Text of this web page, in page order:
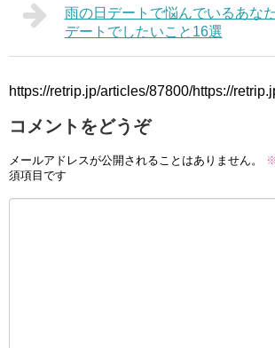
雨の日デートで悩んでいるあな
デートでしたいこと16選
https://retrip.jp/articles/87800/https://
コメントをどうぞ
メールアドレスが公開されることはありません。 ※
須項目です